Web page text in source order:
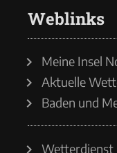
Weblinks
Meine Insel
Aktuelle
Baden und
Wetterdienst